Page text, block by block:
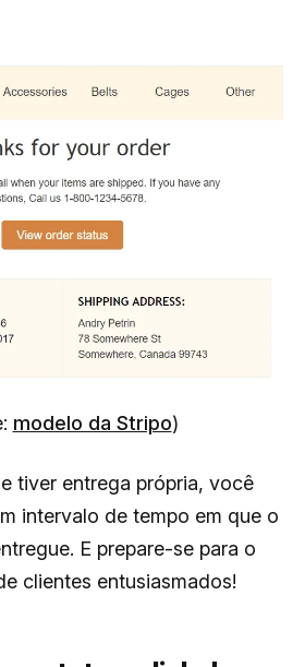
modelo da Stripo)
tiver entrega própria, você
intervalo de tempo em que o
E prepare-se para o
clientes entusiasmados!